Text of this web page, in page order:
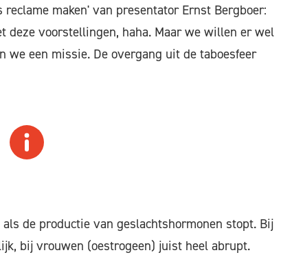
maken' van presentator Ernst Bergboer:
deze voorstellingen, haha. Maar we willen er wel
een missie. De overgang uit de taboesfeer
de productie van geslachtshormonen stopt. Bij
bij vrouwen (oestrogeen) juist heel abrupt.